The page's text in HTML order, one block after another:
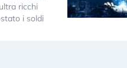
ricchi
i soldi